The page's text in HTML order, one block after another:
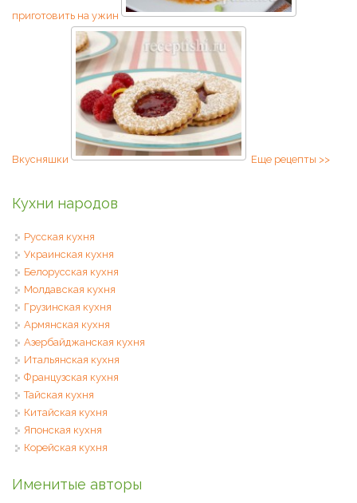
приготовить на ужин
Вкусняшки Еще рецепты >>
Кухни народов
Русская кухня
Украинская кухня
Белорусская кухня
Молдавская кухня
Грузинская кухня
Армянская кухня
Азербайджанская кухня
Итальянская кухня
Французская кухня
Тайская кухня
Китайская кухня
Японская кухня
Корейская кухня
Именитые авторы